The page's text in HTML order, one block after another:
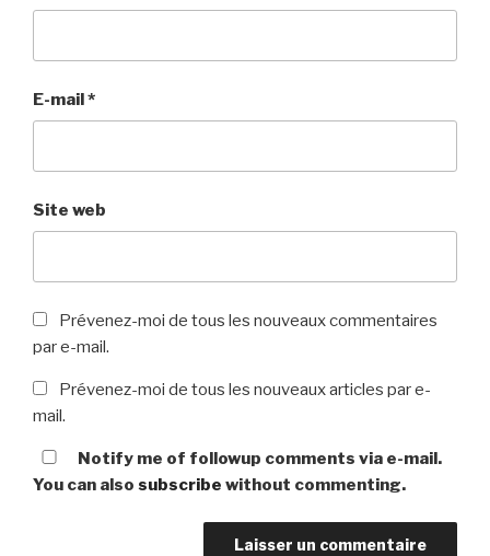
E-mail*
Site web
Prévenez-moi de tous les nouveaux commentaires
par e-mail.
Prévenez-moi de tous les nouveaux articles par e-
mail.
Notify me of followup comments via e-mail.
You can also subscribe without commenting.